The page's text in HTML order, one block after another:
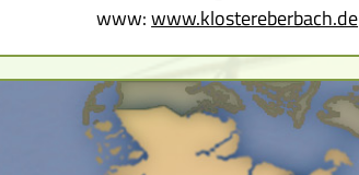
www:www.klostereberbach.de